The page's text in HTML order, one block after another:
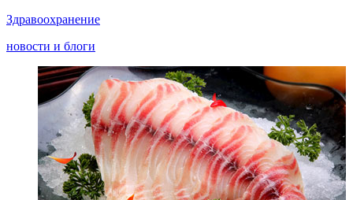
Здравоохранение
новости и блоги